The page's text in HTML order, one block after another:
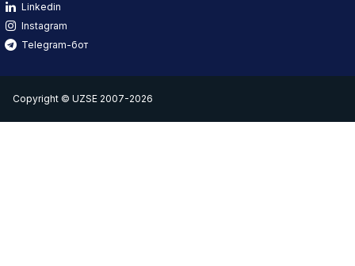
Linkedin
Instagram
Telegram-бот
Copyright © UZSE 2007-2026